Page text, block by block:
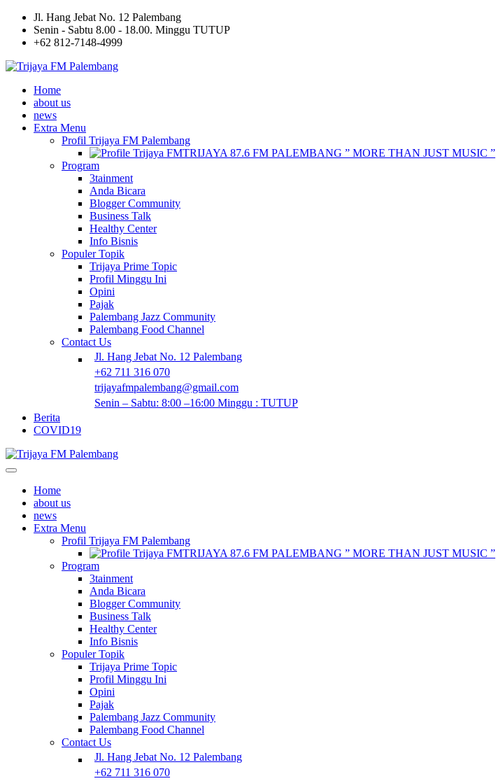
Jl. Hang Jebat No. 12 Palembang
Senin - Sabtu 8.00 - 18.00. Minggu TUTUP
+62 812-7148-4999
Home
about us
news
Extra Menu
Profil Trijaya FM Palembang
TRIJAYA 87.6 FM PALEMBANG ” MORE THAN JUST MUSIC ”
Program
3tainment
Anda Bicara
Blogger Community
Business Talk
Healthy Center
Info Bisnis
Populer Topik
Trijaya Prime Topic
Profil Minggu Ini
Opini
Pajak
Palembang Jazz Community
Palembang Food Channel
Contact Us
Jl. Hang Jebat No. 12 Palembang
+62 711 316 070
trijayafmpalembang@gmail.com
Senin – Sabtu: 8:00 –16:00 Minggu : TUTUP
Berita
COVID19
Home
about us
news
Extra Menu
Profil Trijaya FM Palembang
TRIJAYA 87.6 FM PALEMBANG ” MORE THAN JUST MUSIC ”
Program
3tainment
Anda Bicara
Blogger Community
Business Talk
Healthy Center
Info Bisnis
Populer Topik
Trijaya Prime Topic
Profil Minggu Ini
Opini
Pajak
Palembang Jazz Community
Palembang Food Channel
Contact Us
Jl. Hang Jebat No. 12 Palembang
+62 711 316 070